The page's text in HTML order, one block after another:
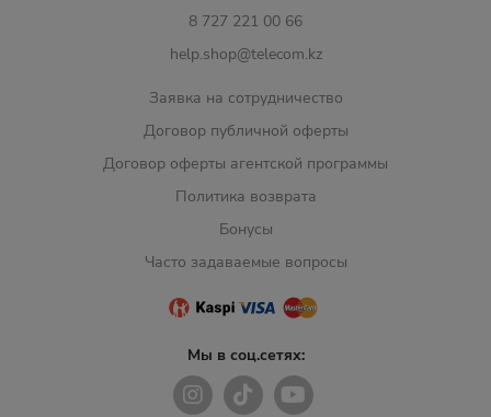
8 727 221 00 66
help.shop@telecom.kz
Заявка на сотрудничество
Договор публичной оферты
Договор оферты агентской программы
Политика возврата
Бонусы
Часто задаваемые вопросы
Мы в соц.сетях: